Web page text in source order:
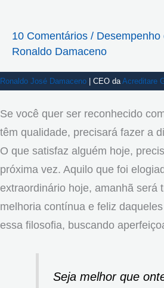
10 Comentários /
Ronaldo Damaceno
Ronaldo José Damaceno | CEO daAcreditare
Se você quer ser reconhecido
têm qualidade, precisará fazer a
O que satisfaz alguém hoje,
próxima vez. Aquilo que foi
extraordinário hoje, amanhã será
melhoria contínua e feliz
essa filosofia, buscando
Seja melhor que